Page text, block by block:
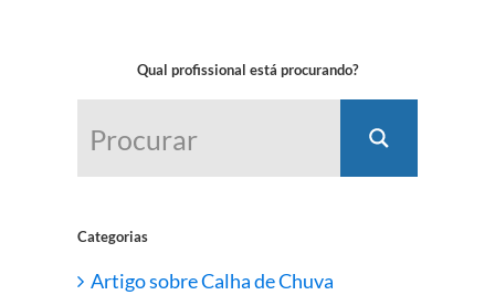
Qual profissional está procurando?
Categorias
Artigo sobre Calha de Chuva